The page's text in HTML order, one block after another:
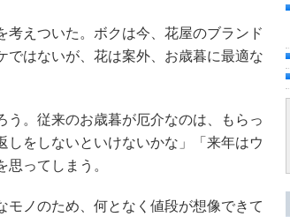
えついた。ボクは今、花屋のブランド
ではないが、花は案外、お歳暮に最適な
。従来のお歳暮が厄介なのは、もらっ
をしないといけないかな」「来年はウ
ってしまう。
ノのため、何となく値段が想像できて